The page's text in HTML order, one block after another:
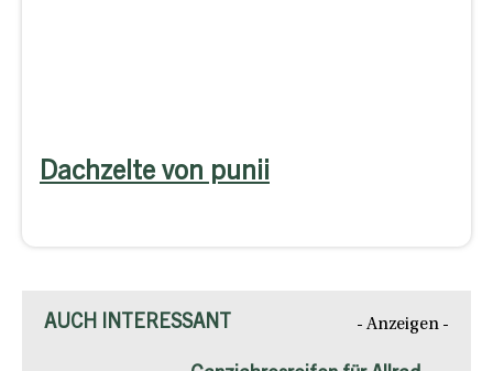
Dachzelte von punii
AUCH INTERESSANT - Anzeigen -